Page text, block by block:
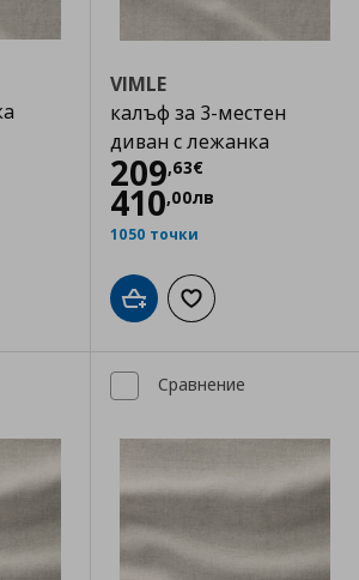
списъка с любими
VIMLE
калъф за 3-местен
диван с лежанка
209,63€
Цена
410,00лв
1050 точки
Добави в кошницата
Добави към
Сравнение